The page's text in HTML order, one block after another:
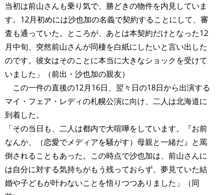
当初は前山さんも乗り気で、勝どきの物件を内見していま
す。12月初めには沙也加の名義で契約することにして、審
査も通っていた。ところが、あとは本契約だけとなった12
月中旬、突然前山さんが同棲を白紙にしたいと言い出した
のです。彼女はそのことに本当に大きなショックを受けて
いました」（前出・沙也加の親友）
この一件の直後の12月16日、翌々日の18日から出演する
マイ・フェア・レディの札幌公演に向け、二人は北海道に
到着した。
「その当日も、二人は都内で大喧嘩をしています。『お前
なんか、（恋愛でメディアを騒がす）母親と一緒だ』と罵
倒されることもあった。この時点で沙也加は、前山さんに
は自分に対する気持ちがもう残っておらず、夢見ていた結
婚や子どもが叶わないことを悟りつつありました」（同